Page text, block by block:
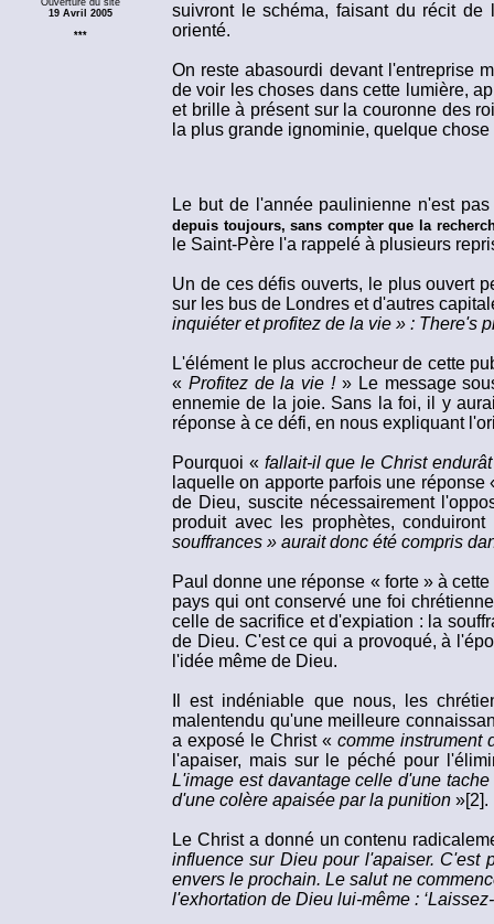
Ouverture du site
19 Avril 2005
***
suivront le schéma, faisant du récit
orienté.
On reste abasourdi devant l'entreprise
de voir les choses dans cette lumière,
et brille à présent sur la couronne des
la plus grande ignominie, quelque
Le but de l'année paulinienne n'est
depuis toujours, sans compter que la
le Saint-Père l'a rappelé à plusieurs
Un de ces défis ouverts, le plus ouvert
sur les bus de Londres et d'autres
inquiéter et profitez de la vie » : There's
L'élément le plus accrocheur de cette
« Profitez de la vie ! » Le message
ennemie de la joie. Sans la foi, il y
réponse à ce défi, en nous expliquant
Pourquoi « fallait-il que le Christ
laquelle on apporte parfois une
de Dieu, suscite nécessairement
produit avec les prophètes,
souffrances » aurait donc été compris
Paul donne une réponse « forte » à
pays qui ont conservé une foi
celle de sacrifice et d'expiation : la
de Dieu. C'est ce qui a provoqué, à
l'idée même de Dieu.
Il est indéniable que nous, les
malentendu qu'une meilleure
a exposé le Christ « comme instrument
l'apaiser, mais sur le péché pour
L'image est davantage celle d'une
d'une colère apaisée par la punition »[2].
Le Christ a donné un contenu
influence sur Dieu pour l'apaiser. C'est
envers le prochain. Le salut ne
l'exhortation de Dieu lui-même :